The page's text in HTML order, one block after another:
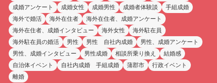
成婚アンケート
成婚女性 成婚男性 成婚者体験談
手組成婚
海外で婚活
海外在住者
海外在住者、成婚アンケート
海外在住者、成婚インタビュー
海外女性
海外駐在員
海外駐在員の婚活
男性 男性 自社内成婚
男性、成婚アンケート
男性、成婚インタビュー
男性成婚 相談所乗り換え
結婚感
自治体イベント
自社内成婚 手組成婚 蒲郡市
行政イベント
離婚